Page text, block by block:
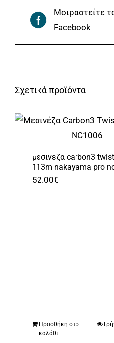
Μοιραστείτε
Facebook
Σχετικά προϊόντα
μεσινεζα carbon3
113m nakayama pro
52.00€
Προσθήκη στο
καλάθι